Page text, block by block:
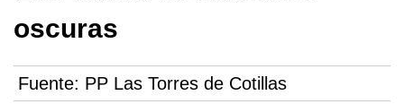
oscuras
Fuente: PP Las Torres de Cotillas